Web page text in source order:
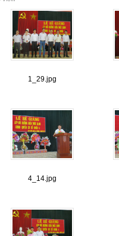
1_29.jpg
4_14.jpg